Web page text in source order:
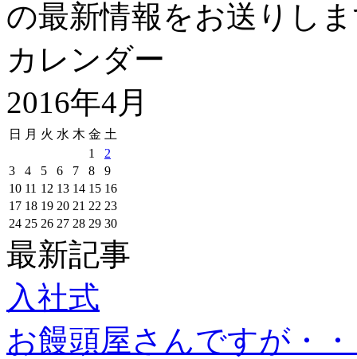
の最新情報をお送りし
カレンダー
2016年4月
日 月 火 水 木 金 土
1
2
3
4 5 6 7 8
9
10 11 12 13 14 15 16
17 18 19 20 21 22 23
24 25 26 27 28 29 30
最新記事
入社式
お饅頭屋さんですが・